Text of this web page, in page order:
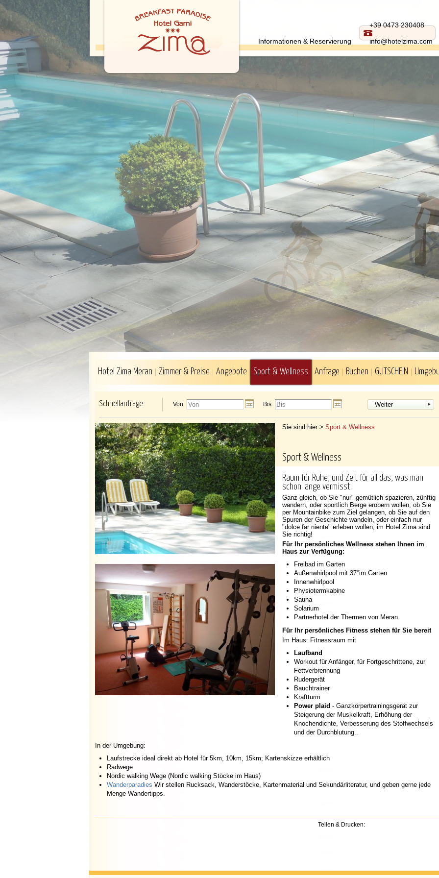
Informationen & Reservierung
+39 0473 230408
info@hotelzima.com
Hotel Zima Meran Zimmer & Preise Angebote Sport & Wellness Anfrage Buchen GUTSCHEIN
Schnellanfrage Von Bis Weiter
Sie sind hier > Sport & Wellness
Sport & Wellness
Raum für Ruhe, und Zeit für all das, was man
schon lange vermisst.
Ganz gleich, ob Sie "nur" gemütlich spazieren, zünftig
wandern, oder sportlich Berge erobern wollen, ob Sie
per Mountainbike zum Ziel gelangen, ob Sie auf den
Spuren der Geschichte wandeln, oder einfach nur
"dolce far niente" erleben wollen, im Hotel Zima sind
Sie richtig!
Für Ihr persönliches Wellness stehen Ihnen im
Haus zur Verfügung:
Freibad im Garten
Außenwhirlpool mit 37°im Garten
Innenwhirlpool
Physiotermkabine
Sauna
Solarium
Partnerhotel der Thermen von Meran.
Für Ihr persönliches Fitness stehen für Sie bereit
Im Haus: Fitnessraum mit
Laufband
Workout für Anfänger, für Fortgeschrittene, zur
Fettverbrennung
Rudergerät
Bauchtrainer
Kraftturm
Power plaid - Ganzkörpertrainingsgerät zur
Steigerung der Muskelkraft, Erhöhung der
Knochendichte, Verbesserung des Stoffwechsels
und der Durchblutung..
In der Umgebung:
Laufstrecke ideal direkt ab Hotel für 5km, 10km, 15km; Kartenskizze erhältlich
Radwege
Nordic walking Wege (Nordic walking Stöcke im Haus)
Wanderparadies Wir stellen Rucksack, Wanderstöcke, Kartenmaterial und Sekundärliteratur, und geben gerne jede
Menge Wandertipps.
Teilen & Drucken: